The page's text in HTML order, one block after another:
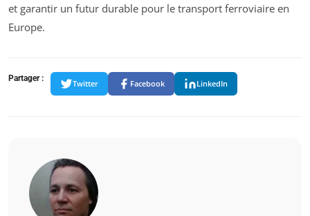
et garantir un futur durable pour le transport ferroviaire en
Europe.
Partager :
Twitter Facebook LinkedIn